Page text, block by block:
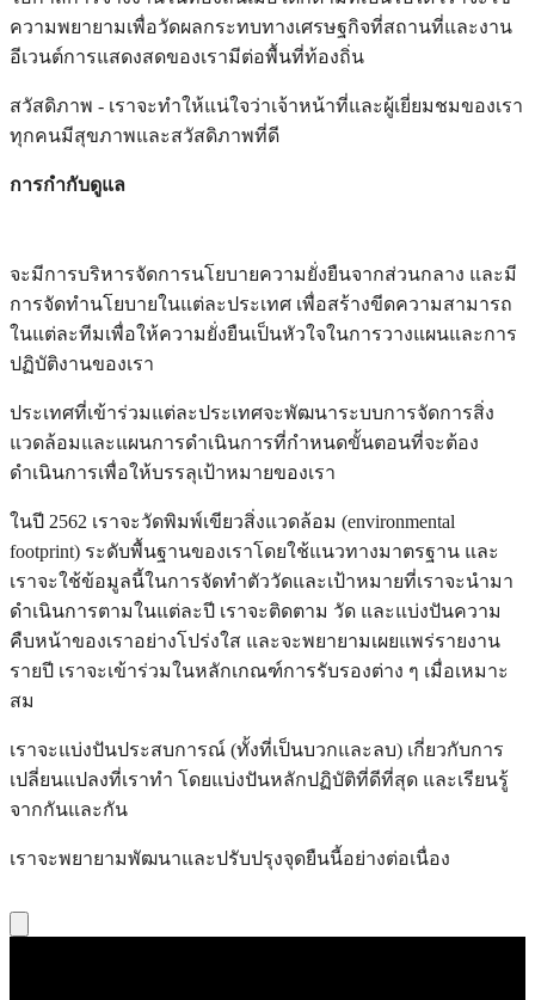
ความพยายามเพื่อวัดผลกระทบทางเศรษฐกิจที่สถานที่และงาน
อีเวนต์การแสดงสดของเรามีต่อพื้นที่ท้องถิ่น
สวัสดิภาพ - เราจะทำให้แน่ใจว่าเจ้าหน้าที่และผู้เยี่ยมชมของเรา
ทุกคนมีสุขภาพและสวัสดิภาพที่ดี
การกำกับดูแล
จะมีการบริหารจัดการนโยบายความยั่งยืนจากส่วนกลาง และมี
การจัดทำนโยบายในแต่ละประเทศ เพื่อสร้างขีดความสามารถ
ในแต่ละทีมเพื่อให้ความยั่งยืนเป็นหัวใจในการวางแผนและการ
ปฏิบัติงานของเรา
ประเทศที่เข้าร่วมแต่ละประเทศจะพัฒนาระบบการจัดการสิ่ง
แวดล้อมและแผนการดำเนินการที่กำหนดขั้นตอนที่จะต้อง
ดำเนินการเพื่อให้บรรลุเป้าหมายของเรา
ในปี 2562 เราจะวัดพิมพ์เขียวสิ่งแวดล้อม (environmental
footprint) ระดับพื้นฐานของเราโดยใช้แนวทางมาตรฐาน และ
เราจะใช้ข้อมูลนี้ในการจัดทำตัววัดและเป้าหมายที่เราจะนำมา
ดำเนินการตามในแต่ละปี เราจะติดตาม วัด และแบ่งปันความ
คืบหน้าของเราอย่างโปร่งใส และจะพยายามเผยแพร่รายงาน
รายปี เราจะเข้าร่วมในหลักเกณฑ์การรับรองต่าง ๆ เมื่อเหมาะ
สม
เราจะแบ่งปันประสบการณ์ (ทั้งที่เป็นบวกและลบ) เกี่ยวกับการ
เปลี่ยนแปลงที่เราทำ โดยแบ่งปันหลักปฏิบัติที่ดีที่สุด และเรียนรู้
จากกันและกัน
เราจะพยายามพัฒนาและปรับปรุงจุดยืนนี้อย่างต่อเนื่อง